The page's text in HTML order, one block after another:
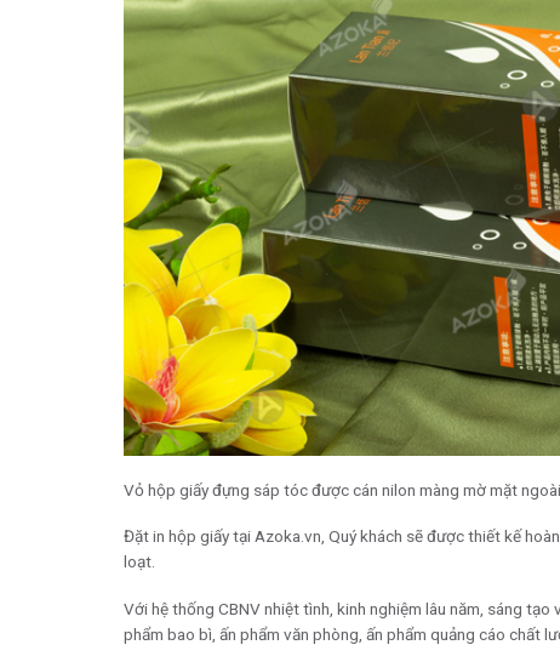
Vỏ hộp giấy đựng sáp tóc được cán nilon màng mờ mặt
Đặt in hộp giấy tại Azoka.vn, Quý khách sẽ được thiết kế
loạt.
Với hệ thống CBNV nhiệt tình, kinh nghiệm lâu năm, sáng tạo
phẩm bao bì, ấn phẩm văn phòng, ấn phẩm quảng cáo chất